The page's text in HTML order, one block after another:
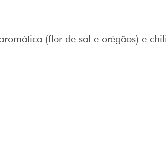
(flor de sal e orégãos) e